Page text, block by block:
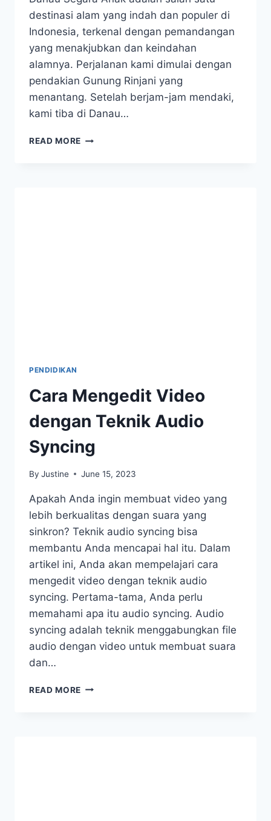
destinasi alam yang indah dan populer di
Indonesia, terkenal dengan pemandangan
yang menakjubkan dan keindahan
alamnya. Perjalanan kami dimulai dengan
pendakian Gunung Rinjani yang
menantang. Setelah berjam-jam mendaki,
kami tiba di Danau…
READ MORE PENGALAMAN
PENDIDIKAN
Cara Mengedit Video
dengan Teknik Audio
Syncing
By Justine June 15, 2023
Apakah Anda ingin membuat video yang
lebih berkualitas dengan suara yang
sinkron? Teknik audio syncing bisa
membantu Anda mencapai hal itu. Dalam
artikel ini, Anda akan mempelajari cara
mengedit video dengan teknik audio
syncing. Pertama-tama, Anda perlu
memahami apa itu audio syncing. Audio
syncing adalah teknik menggabungkan file
audio dengan video untuk membuat suara
dan…
READ MORE CARA